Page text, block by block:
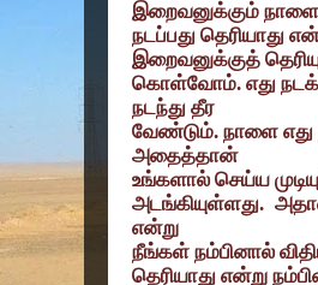
இறைவனுக்கும் நாளை
நடப்பது தெரியாது
இறைவனுக்குத்
கொள்வோம். எது
நடந்து தீர
வேண்டும். நாளை
அதைத்தான்
உங்களால் செய்ய
அடங்கியுள்ளது.
என்று
நீங்கள் நம்பினால்
தெரியாது என்று